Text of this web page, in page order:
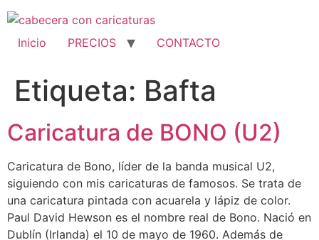
al
contenido
Inicio PRECIOS CONTACTO
Etiqueta: Bafta
Caricatura de BONO (U2)
Caricatura de Bono, líder de la banda musical U2,
siguiendo con mis caricaturas de famosos. Se trata de
una caricatura pintada con acuarela y lápiz de color.
Paul David Hewson es el nombre real de Bono. Nació en
Dublín (Irlanda) el 10 de mayo de 1960. Además de